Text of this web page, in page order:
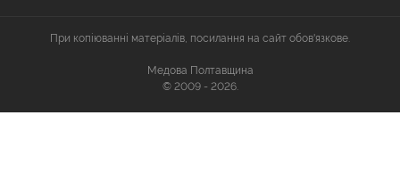
При копіюванні матеріалів, посилання на сайт обов'язкове.
Медова Полтавщина
© 2009 - 2026.